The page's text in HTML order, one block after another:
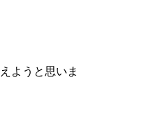
ようと思いま